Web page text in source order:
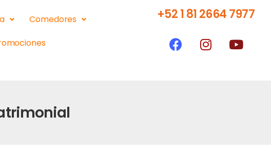
Comedores
+52 1 81 2664 7977